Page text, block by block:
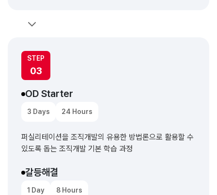
STEP
03
OD Starter
3 Days 24 Hours
퍼실리테이션을 조직개발의 유용한 방법론으로 활용할 수
있도록 돕는 조직개발 기본 학습 과정
갈등해결
1 Day 8 Hours